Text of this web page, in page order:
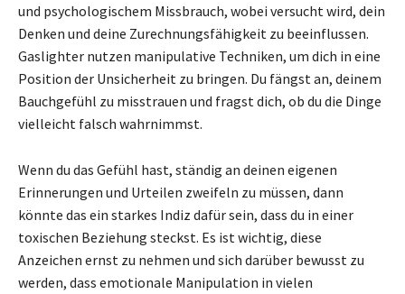
und psychologischem Missbrauch, wobei versucht wird, dein
Denken und deine Zurechnungsfähigkeit zu beeinflussen.
Gaslighter nutzen manipulative Techniken, um dich in eine
Position der Unsicherheit zu bringen. Du fängst an, deinem
Bauchgefühl zu misstrauen und fragst dich, ob du die Dinge
vielleicht falsch wahrnimmst.
Wenn du das Gefühl hast, ständig an deinen eigenen
Erinnerungen und Urteilen zweifeln zu müssen, dann
könnte das ein starkes Indiz dafür sein, dass du in einer
toxischen Beziehung steckst. Es ist wichtig, diese
Anzeichen ernst zu nehmen und sich darüber bewusst zu
werden, dass emotionale Manipulation in vielen